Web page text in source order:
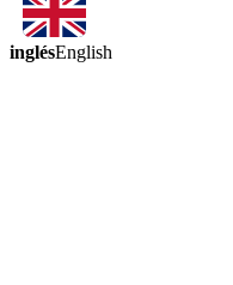
inglésEnglish